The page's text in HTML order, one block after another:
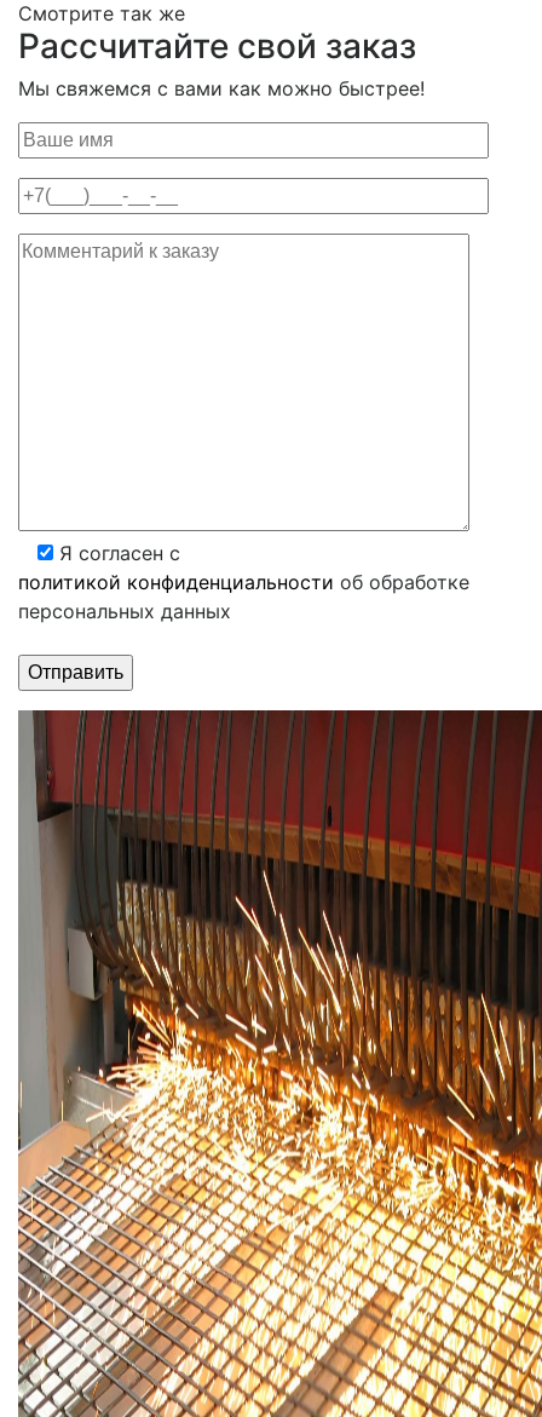
Смотрите так же
Рассчитайте свой заказ
Мы свяжемся с вами как можно быстрее!
Я согласен с
политикой конфиденциальности об обработке
персональных данных